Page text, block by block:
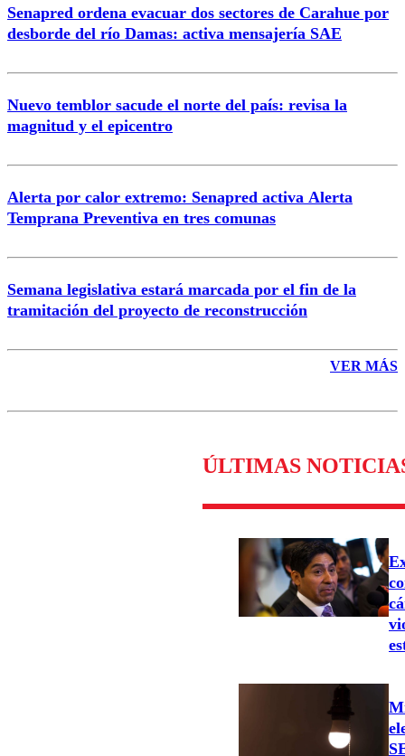
Correo
Senapred ordena evacuar dos sectores de Carahue por
desborde del río Damas: activa mensajería SAE
Nuevo temblor sacude el norte del país: revisa la
magnitud y el epicentro
Alerta por calor extremo: Senapred activa Alerta
Temprana Preventiva en tres comunas
Semana legislativa estará marcada por el fin de la
tramitación del proyecto de reconstrucción
VER MÁS
ÚLTIMAS